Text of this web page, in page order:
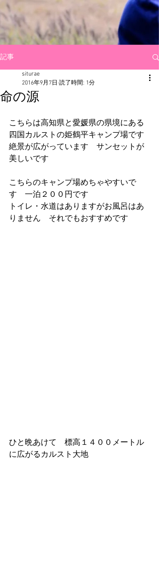
記事
命の源
siturae
2016年9月7日 読了時間: 1分
こちらは高知県と愛媛県の県境にある
四国カルストの姫鶴平キャンプ場です
絶景が広がっています　サンセットが
美しいです
こちらのキャンプ場めちゃやすいで
す　一泊２００円です
トイレ・水道はありますがお風呂はあ
りません　それでもおすすめです
ひと晩あけて　標高１４００メートル
に広がるカルスト大地